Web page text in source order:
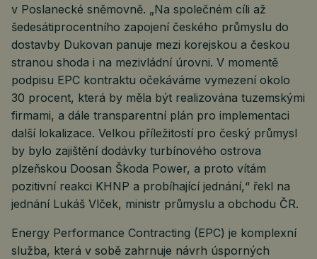
v Poslanecké sněmovně. „Na společném cíli až
šedesátiprocentního zapojení českého průmyslu do
dostavby Dukovan panuje mezi korejskou a českou
stranou shoda i na mezivládní úrovni. V momentě
podpisu EPC kontraktu očekáváme vymezení okolo
30 procent, která by měla být realizována tuzemskými
firmami, a dále transparentní plán pro implementaci
další lokalizace. Velkou příležitostí pro český průmysl
by bylo zajištění dodávky turbínového ostrova
plzeňskou Doosan Škoda Power, a proto vítám
pozitivní reakci KHNP a probíhající jednání,“ řekl na
jednání Lukáš Vlček, ministr průmyslu a obchodu ČR.
Energy Performance Contracting (EPC) je komplexní
služba, která v sobě zahrnuje návrh úsporných